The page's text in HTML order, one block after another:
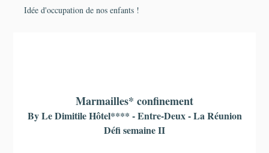
DEVENIR PARTENAIRE
Idée d'occupation de nos enfants !
Marmailles* confinement
By Le Dimitile Hôtel**** - Entre-Deux - La Réunion
Défi semaine II